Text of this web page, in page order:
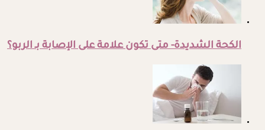
الكحة الشديدة- متى تكون علامة على الإصابة بـ الربو؟